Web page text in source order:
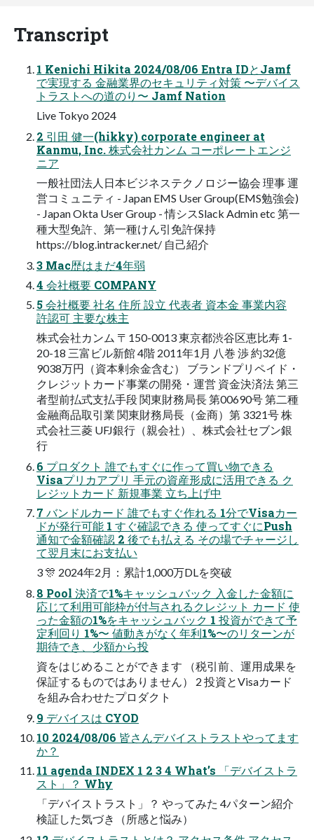
Transcript
1 Kenichi Hikita 2024/08/06 Entra IDとJamf
で実現する 金融業界のセキュリティ対策 〜デバイス
トラストへの道のり〜 Jamf Nation
Live Tokyo 2024
2 引田 健一(hikky) corporate engineer at
Kanmu, Inc. 株式会社カンム コーポレートエンジ
ニア
一般社団法人日本ビジネステクノロジー協会 理事 運
営コミュニティ - Japan EMS User Group(EMS勉強会)
- Japan Okta User Group - 情シスSlack Admin etc 第一
種大型免許、第一種けん引免許保持
https://blog.intracker.net/ 自己紹介
3 Mac歴はまだ4年弱
4 会社概要 COMPANY
5 会社概要 社名 住所 設立 代表者 資本金 事業内容
許認可 主要な株主
株式会社カンム 〒150-0013 東京都渋谷区恵比寿 1-
20-18 三富ビル新館 4階 2011年1月 八巻 渉 約32億
9038万円（資本剰余金含む） ブランドプリペイド・
クレジットカード事業の開発・運営 資金決済法 第三
者型前払式支払手段 関東財務局長 第00690号 第二種
金融商品取引業 関東財務局長（金商）第 3321号 株
式会社三菱 UFJ銀行（親会社）、株式会社セブン銀
行
6 プロダクト 誰でもすぐに作って買い物できる
Visaプリカアプリ 手元の資産形成に活用できる ク
レジットカード 新規事業 立ち上げ中
7 バンドルカード 誰でもすぐ作れる 1分でVisaカー
ドが発行可能 1 すぐ確認できる 使ってすぐにPush
通知で金額確認 2 後でも払える その場でチャージし
て翌月末にお支払い
3 🎊 2024年2月：累計1,000万DLを突破
8 Pool 決済で1%キャッシュバック 入金した金額に
応じて利用可能枠が付与されるクレジット カード 使
った金額の1%をキャッシュバック 1 投資ができて予
定利回り 1%〜 値動きがなく年利1%〜のリターンが
期待でき、少額から投
資をはじめることができます （税引前、運用成果を
保証するものではありません） 2 投資とVisaカード
を組み合わせたプロダクト
9 デバイスは CYOD
10 2024/08/06 皆さんデバイストラストやってます
か？
11 agenda INDEX 1 2 3 4 What’s 「デバイストラ
スト」？ Why
「デバイストラスト」？ やってみた 4パターン紹介
検証した気づき（所感と悩み）